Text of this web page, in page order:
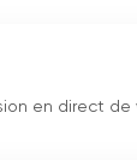
en direct